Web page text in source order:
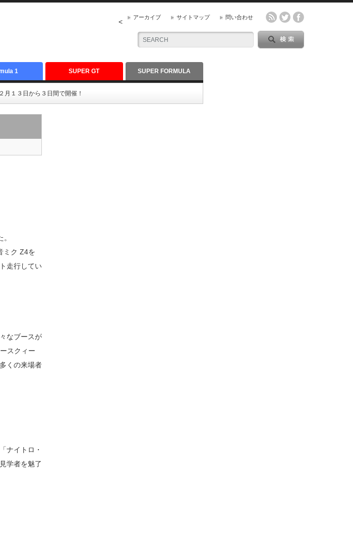
アーカイブ サイトマップ 問い合わせ
<
1 SUPER GT SUPER FORMULA
月１３日から３日間で開催！
ミク Z4を
走行してい
なブースが
スクィー
くの来場者
ナイトロ・
学者を魅了